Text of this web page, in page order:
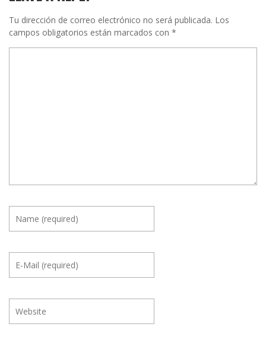
Tu dirección de correo electrónico no será publicada. Los
campos obligatorios están marcados con *